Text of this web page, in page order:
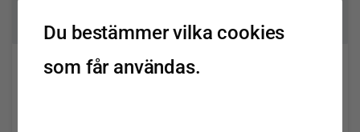
FOMA informerar – ERMAX TM17
Du bestämmer vilka cookies
som får användas.